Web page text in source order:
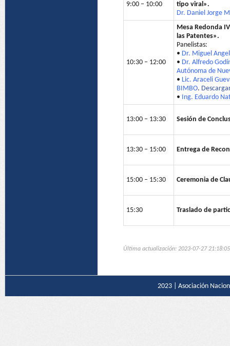
9:00 – 10:00
tipo viral» .
Dr. Daniel Jorge
10:30 – 12:00
Mesa Redonda
las Patentes».
Panelistas:
• Dr. Miguel
• Dr. Alfredo
Autónoma de
• Lic. Araceli
BIMBO.
• Ing. Eduardo
13:00 – 13:30 Sesión de
13:30 – 15:00 Entrega de
15:00 – 15:30 Ceremonia de
15:30 Traslado de
Última actualización: 2023-07-27 21:18:05
2023 | Asociación